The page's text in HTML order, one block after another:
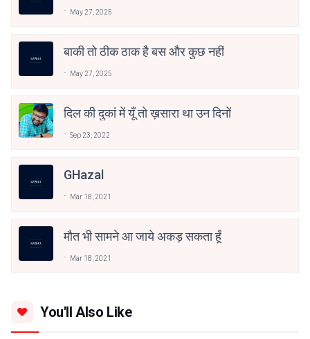
May 27, 2025
बाकी तो ठीक ठाक है बस और कुछ नहीं
May 27, 2025
दिल की दुकां में यूँ तो ख़सारा था उन दिनों
Sep 23, 2022
GHazal
Mar 18, 2021
मौत भी सामने आ जाये अकड़ सकता हूँ
Mar 18, 2021
You'll Also Like